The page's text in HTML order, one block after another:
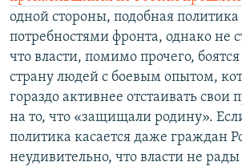
одной стороны, подобная
потребностями фронта, однако не
что власти, помимо прочего,
страну людей с боевым опытом,
гораздо активнее отстаивать свои
на то, что «защищали родину».
политика касается даже граждан
неудивительно, что власти не